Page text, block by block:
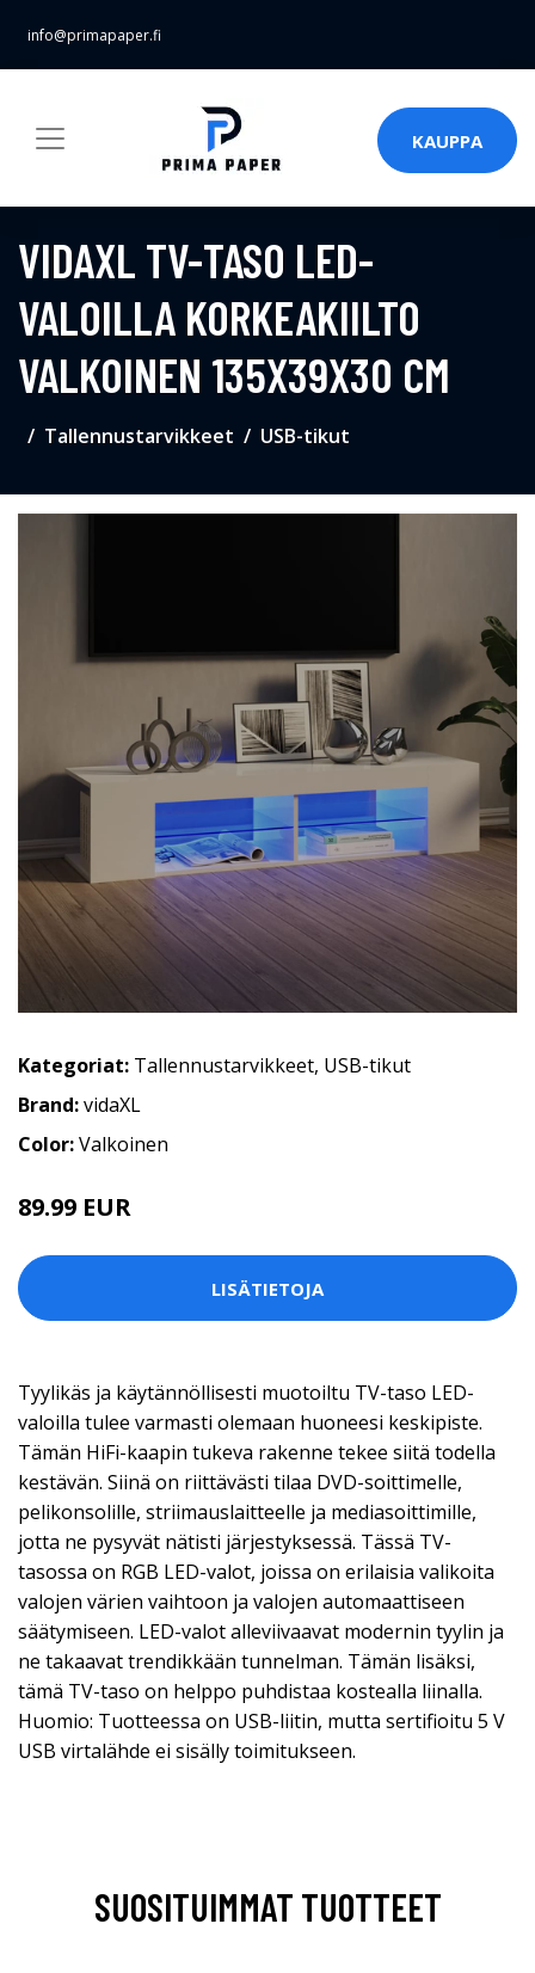
info@primapaper.fi
KAUPPA
VIDAXL TV-TASO LED-
VALOILLA KORKEAKIILTO
VALKOINEN 135X39X30 CM
Tallennustarvikkeet USB-tikut
Kategoriat: Tallennustarvikkeet, USB-tikut
Brand:vidaXL
Color:Valkoinen
89.99 EUR
LISÄTIETOJA
Tyylikäs ja käytännöllisesti muotoiltu TV-taso LED-
valoilla tulee varmasti olemaan huoneesi keskipiste.
Tämän HiFi-kaapin tukeva rakenne tekee siitä todella
kestävän. Siinä on riittävästi tilaa DVD-soittimelle,
pelikonsolille, striimauslaitteelle ja mediasoittimille,
jotta ne pysyvät nätisti järjestyksessä. Tässä TV-
tasossa on RGB LED-valot, joissa on erilaisia valikoita
valojen värien vaihtoon ja valojen automaattiseen
säätymiseen. LED-valot alleviivaavat modernin tyylin ja
ne takaavat trendikkään tunnelman. Tämän lisäksi,
tämä TV-taso on helppo puhdistaa kostealla liinalla.
Huomio: Tuotteessa on USB-liitin, mutta sertifioitu 5 V
USB virtalähde ei sisälly toimitukseen.
SUOSITUIMMAT TUOTTEET